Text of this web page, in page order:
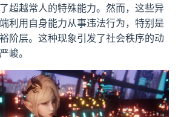
超越常人的特殊能力。然而，这些异
利用自身能力从事违法行为，特别是
阶层。这种现象引发了社会秩序的动
峻。